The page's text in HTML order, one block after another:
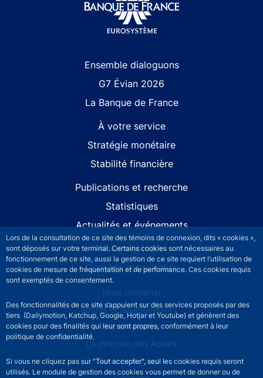
Lors de la consultation de ce site des témoins de connexion, dits « cookies »,
sont déposés sur votre terminal. Certains cookies sont nécessaires au
fonctionnement de ce site, aussi la gestion de ce site requiert l’utilisation de
cookies de mesure de fréquentation et de performance. Ces cookies requis
sont exemptés de consentement.
Des fonctionnalités de ce site s’appuient sur des services proposés par des
tiers (Dailymotion, Katchup, Google, Hotjar et Youtube) et génèrent des
cookies pour des finalités qui leur sont propres, conformément à leur
politique de confidentialité.
Si vous ne cliquez pas sur "Tout accepter", seul les cookies requis seront
utilisés. Le module de gestion des cookies vous permet de donner ou de
Ensemble dialoguons
G7 Évian 2026
La Banque de France
À votre service
Stratégie monétaire
Stabilité financière
Publications et recherche
Statistiques
Actualités et événements
Nous rejoindre
Comités consultatifs
Footer secondary menuNous contacter
Sourds et malentendants
Espace presse
La direction des Achats
Services Publics +